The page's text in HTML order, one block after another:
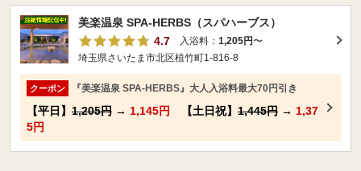
美楽温泉 SPA-HERBS（スパハーブス）
4.7
入浴料： 1,205円〜
埼玉県さいたま市北区植竹町1-816-8
クーポン 『美楽温泉 SPA-HERBS』大人入浴料最大70円引き
【平日】 1,205円 → 1,145円 【土日祝】 1,445円 → 1,37
5円